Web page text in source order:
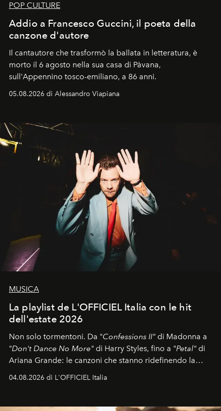
POP CULTURE
Addio a Francesco Guccini, il poeta della
canzone d'autore
Il cantautore che trasformò la ballata in letteratura, è
morto il 6 agosto nella sua casa di Pàvana,
sull'Appennino tosco-emiliano, a 86 anni.
05.08.2026 di Alessandro Viapiana
MUSICA
La playlist de L'OFFICIEL Italia con le hit
dell'estate 2026
Non solo tormentoni. Da "Confessions II" di Madonna a
"Don't Dance No More" di Harry Styles, fino a "Petal" di
Ariana Grande: le canzoni che stanno ridefinendo la
colonna sonora della stagione.
04.08.2026 di L'OFFICIEL Italia